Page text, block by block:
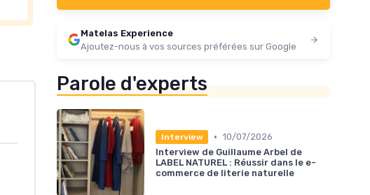
Matelas Experience
Ajoutez-nous à vos sources préférées sur Google
Parole d'experts
Interview • 10/07/2026
Interview de Guillaume Arbel de
LABEL NATUREL : Réussir dans le e-
commerce de literie naturelle